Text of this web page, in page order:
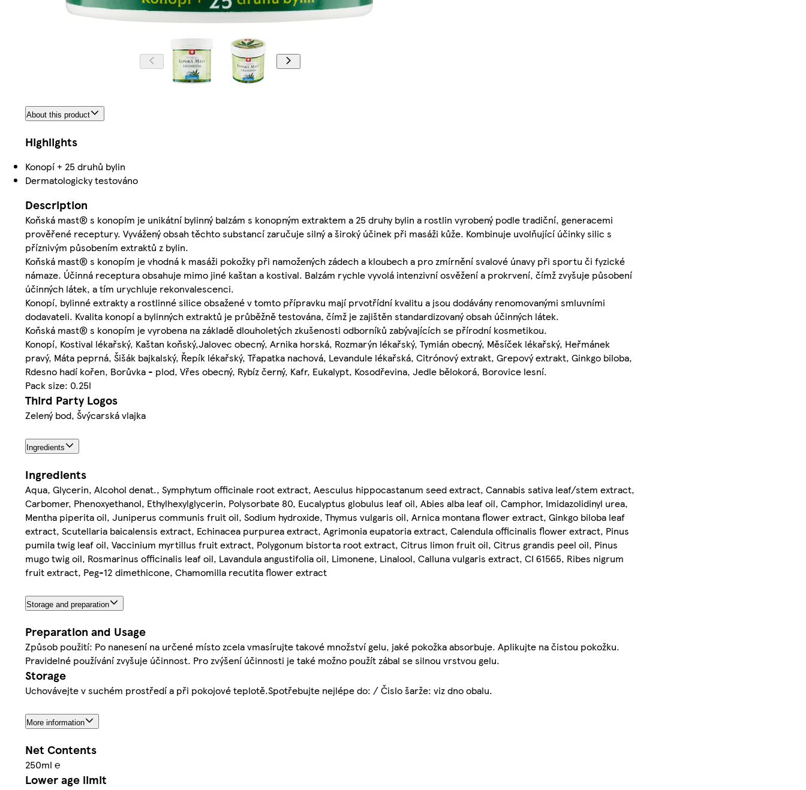
About this product
Highlights
Konopí + 25 druhů bylin
Dermatologicky testováno
Description
Koňská mast® s konopím je unikátní bylinný balzám s konopným extraktem a 25 druhy bylin a rostlin vyrobený podle tradiční, generacemi
prověřené receptury. Vyvážený obsah těchto substancí zaručuje silný a široký účinek při masáži kůže. Kombinuje uvolňující účinky silic s
příznivým působením extraktů z bylin.
Koňská mast® s konopím je vhodná k masáži pokožky při namožených zádech a kloubech a pro zmírnění svalové únavy při sportu či fyzické
námaze. Účinná receptura obsahuje mimo jiné kaštan a kostival. Balzám rychle vyvolá intenzivní osvěžení a prokrvení, čímž zvyšuje působení
účinných látek, a tím urychluje rekonvalescenci.
Konopí, bylinné extrakty a rostlinné silice obsažené v tomto přípravku mají prvotřídní kvalitu a jsou dodávány renomovanými smluvními
dodavateli. Kvalita konopí a bylinných extraktů je průběžně testována, čímž je zajištěn standardizovaný obsah účinných látek.
Koňská mast® s konopím je vyrobena na základě dlouholetých zkušenosti odborníků zabývajících se přírodní kosmetikou.
Konopí, Kostival lékařský, Kaštan koňský,Jalovec obecný, Arnika horská, Rozmarýn lékařský, Tymián obecný, Měsíček lékařský, Heřmánek
pravý, Máta peprná, Šišák bajkalský, Řepík lékařský, Třapatka nachová, Levandule lékařská, Citrónový extrakt, Grepový extrakt, Ginkgo biloba,
Rdesno hadí kořen, Borůvka - plod, Vřes obecný, Rybíz černý, Kafr, Eukalypt, Kosodřevina, Jedle bělokorá, Borovice lesní.
Pack size: 0.25l
Third Party Logos
Zelený bod, Švýcarská vlajka
Ingredients
Ingredients
Aqua, Glycerin, Alcohol denat., Symphytum officinale root extract, Aesculus hippocastanum seed extract, Cannabis sativa leaf/stem extract,
Carbomer, Phenoxyethanol, Ethylhexylglycerin, Polysorbate 80, Eucalyptus globulus leaf oil, Abies alba leaf oil, Camphor, Imidazolidinyl urea,
Mentha piperita oil, Juniperus communis fruit oil, Sodium hydroxide, Thymus vulgaris oil, Arnica montana flower extract, Ginkgo biloba leaf
extract, Scutellaria baicalensis extract, Echinacea purpurea extract, Agrimonia eupatoria extract, Calendula officinalis flower extract, Pinus
pumila twig leaf oil, Vaccinium myrtillus fruit extract, Polygonum bistorta root extract, Citrus limon fruit oil, Citrus grandis peel oil, Pinus
mugo twig oil, Rosmarinus officinalis leaf oil, Lavandula angustifolia oil, Limonene, Linalool, Calluna vulgaris extract, CI 61565, Ribes nigrum
fruit extract, Peg-12 dimethicone, Chamomilla recutita flower extract
Storage and preparation
Preparation and Usage
Způsob použití: Po nanesení na určené místo zcela vmasírujte takové množství gelu, jaké pokožka absorbuje. Aplikujte na čistou pokožku.
Pravidelné používání zvyšuje účinnost. Pro zvýšení účinnosti je také možno použít zábal se silnou vrstvou gelu.
Storage
Uchovávejte v suchém prostředí a při pokojové teplotě.Spotřebujte nejlépe do: / Čislo šarže: viz dno obalu.
More information
Net Contents
250ml ℮
Lower age limit